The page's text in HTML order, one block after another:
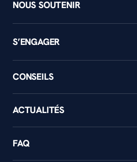
NOUS SOUTENIR
S’ENGAGER
CONSEILS
ACTUALITÉS
FAQ